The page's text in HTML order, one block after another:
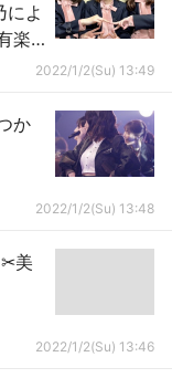
によ
楽
2022/1/2(Su) 13:49
か
2022/1/2(Su) 13:48
✂︎美
2022/1/2(Su) 13:46